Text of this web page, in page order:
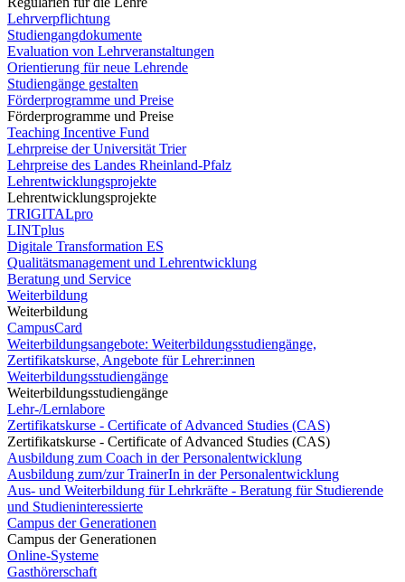
Lehrverpflichtung
Studiengangdokumente
Evaluation von Lehrveranstaltungen
Orientierung für neue Lehrende
Studiengänge gestalten
Förderprogramme und Preise
Förderprogramme und Preise
Teaching Incentive Fund
Lehrpreise der Universität Trier
Lehrpreise des Landes Rheinland-Pfalz
Lehrentwicklungsprojekte
Lehrentwicklungsprojekte
TRIGITALpro
LINTplus
Digitale Transformation ES
Qualitätsmanagement und Lehrentwicklung
Beratung und Service
Weiterbildung
Weiterbildung
CampusCard
Weiterbildungsangebote: Weiterbildungsstudiengänge,
Zertifikatskurse, Angebote für Lehrer:innen
Weiterbildungsstudiengänge
Weiterbildungsstudiengänge
Lehr-/Lernlabore
Zertifikatskurse - Certificate of Advanced Studies (CAS)
Zertifikatskurse - Certificate of Advanced Studies (CAS)
Ausbildung zum Coach in der Personalentwicklung
Ausbildung zum/zur TrainerIn in der Personalentwicklung
Aus- und Weiterbildung für Lehrkräfte - Beratung für Studierende
und Studieninteressierte
Campus der Generationen
Campus der Generationen
Online-Systeme
Gasthörerschaft